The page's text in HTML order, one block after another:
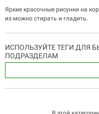
Яркие красочные рисунки на
из можно стирать и гладить.
ИСПОЛЬЗУЙТЕ ТЕГИ ДЛЯ
ПОДРАЗДЕЛАМ